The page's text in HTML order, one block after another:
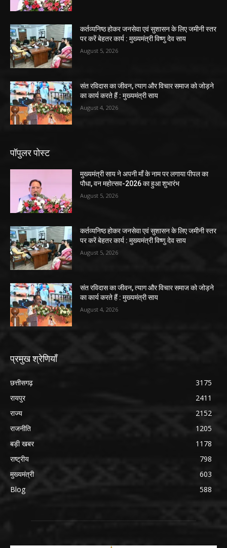
कर्तव्यनिष्ठ होकर जनसेवा एवं सुशासन के लिए जमीनी स्तर
पर करें बेहतर कार्य : मुख्यमंत्री विष्णु देव साय
August 5, 2026
संत रविदास का जीवन, त्याग और विचार समाज को जोड़ने
का कार्य करते हैं : मुख्यमंत्री साय
August 4, 2026
पॉपुलर पोस्ट
मुख्यमंत्री साय ने अपनी माँ के नाम पर लगाया पीपल का
पौधा, वन महोत्सव-2026 का हुआ शुभारंभ
August 5, 2026
कर्तव्यनिष्ठ होकर जनसेवा एवं सुशासन के लिए जमीनी स्तर
पर करें बेहतर कार्य : मुख्यमंत्री विष्णु देव साय
August 5, 2026
संत रविदास का जीवन, त्याग और विचार समाज को जोड़ने
का कार्य करते हैं : मुख्यमंत्री साय
August 4, 2026
प्रमुख श्रेणियाँ
छत्तीसगढ़
3175
रायपुर
2411
राज्य
2152
राजनीति
1205
बड़ी खबर
1178
राष्ट्रीय
798
मुख्यमंत्री
603
Blog
588